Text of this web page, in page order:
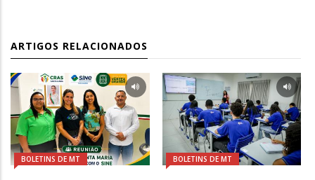
ARTIGOS RELACIONADOS
BOLETINS DE MT BOLETINS DE MT